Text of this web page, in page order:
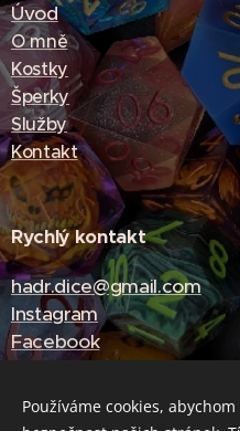
Úvod
O mně
Kostky
Šperky
Služby
Kontakt
Rychlý kontakt
hadr.dice@gmail.com
Instagram
Facebook
Používáme cookies,